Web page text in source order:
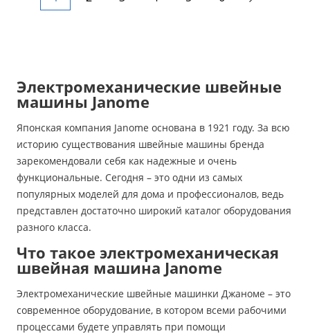
Электромеханические швейные
машины Janome
Японская компания Janome основана в 1921 году. За всю
историю существования швейные машины бренда
зарекомендовали себя как надежные и очень
функциональные. Сегодня – это одни из самых
популярных моделей для дома и профессионалов, ведь
представлен достаточно широкий каталог оборудования
разного класса.
Что такое электромеханическая
швейная машина Janome
Электромеханические швейные машинки Джаноме – это
современное оборудование, в котором всеми рабочими
процессами будете управлять при помощи